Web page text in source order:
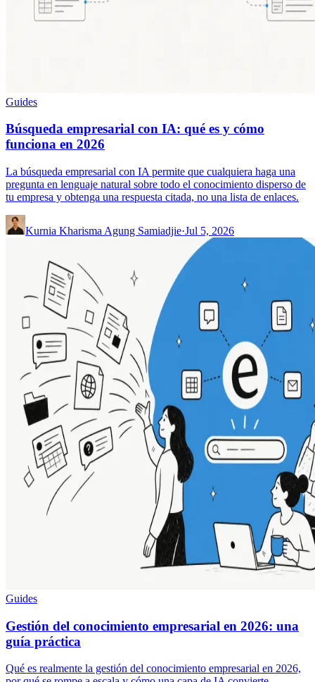
Guides
Búsqueda empresarial con IA: qué es y cómo
funciona en 2026
La búsqueda empresarial con IA permite que cualquiera haga una
pregunta en lenguaje natural sobre todo el conocimiento disperso de
tu empresa y obtenga una respuesta citada, no una lista de enlaces.
Kurnia Kharisma Agung Samiadjie·Jul 5, 2026
Guides
Gestión del conocimiento empresarial en 2026: una
guía práctica
Qué es realmente la gestión del conocimiento empresarial en 2026,